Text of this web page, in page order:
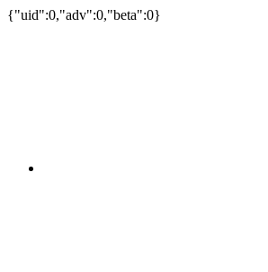
{"uid":0,"adv":0,"beta":0}